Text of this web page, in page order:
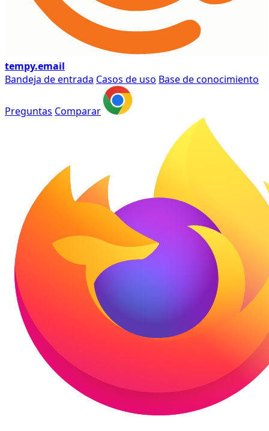
tempy.email
Bandeja de entrada Casos de uso Base de conocimiento
Preguntas Comparar